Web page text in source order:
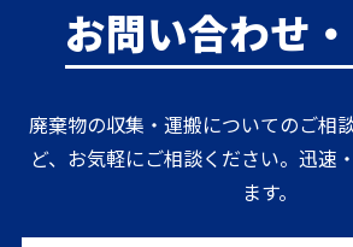
お問い合わせ
廃棄物の収集・運搬についてのご相
ど、お気軽にご相談ください。迅速
ます。